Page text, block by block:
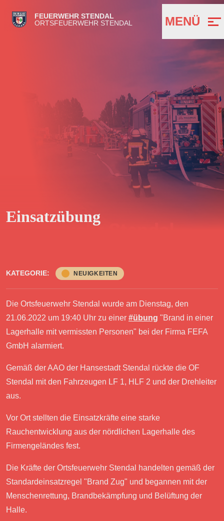
FEUERWEHR STENDAL
ORTSFEUERWEHR STENDAL
MENÜ
Einsatzübung
KATEGORIE: NEUIGKEITEN
Die Ortsfeuerwehr Stendal wurde am Dienstag, den
21.06.2022 um 19:40 Uhr zu einer #übung "Brand in einer
Lagerhalle mit vermissten Personen" bei der Firma FEFA
GmbH alarmiert.
Gemäß der AAO der Hansestadt Stendal rückte die OF
Stendal mit den Fahrzeugen LF 1, HLF 2 und der Drehleiter
aus.
Vor Ort stellten die Einsatzkräfte eine starke
Rauchentwicklung aus der nördlichen Lagerhalle des
Firmengeländes fest.
Die Kräfte der Ortsfeuerwehr Stendal handelten gemäß der
Standardeinsatzregel "Brand Zug" und begannen mit der
Menschenrettung, Brandbekämpfung und Belüftung der
Halle.